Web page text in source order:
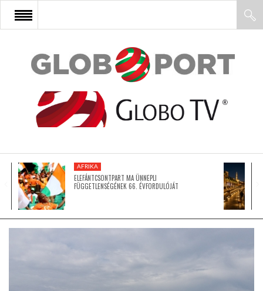
FŐOLDAL
AFRIKA
ÁZSIA
AFRIKA
ELEFÁNTCSONTPART MA ÜNNEPLI
FÜGGETLENSÉGÉNEK 66. ÉVFORDULÓJÁT